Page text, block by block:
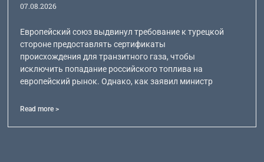
07.08.2026
Европейский союз выдвинул требование к турецкой
стороне предоставлять сертификаты
происхождения для транзитного газа, чтобы
исключить попадание российского топлива на
европейский рынок. Однако, как заявил министр
Read more >